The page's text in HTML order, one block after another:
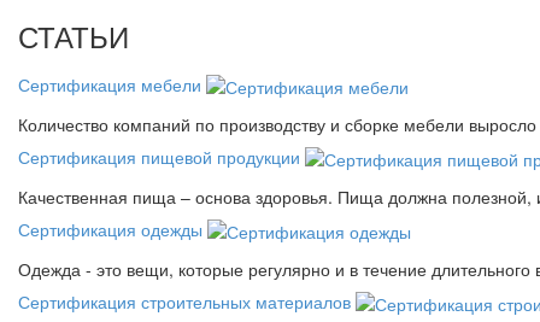
СТАТЬИ
Сертификация мебели
Количество компаний по производству и сборке мебели
Сертификация пищевой продукции
Качественная пища – основа здоровья. Пища должна
Сертификация одежды
Одежда - это вещи, которые регулярно и в течение
Сертификация строительных материалов